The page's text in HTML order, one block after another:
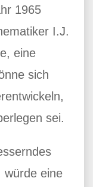
1965
I.J.
eine
sich
sei.
würde eine